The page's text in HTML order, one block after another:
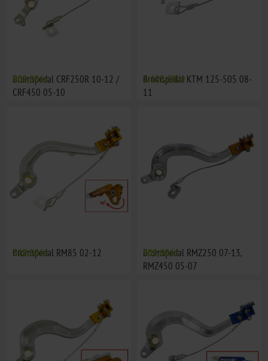
Bromspedal CRF250R 10-12 /
CRF450 05-10
900,00 kr
Bromspedal KTM 125-505 08-
11
1.125,00 kr
Bromspedal RM85 02-12
328,00 kr
Bromspedal RMZ250 07-13,
RMZ450 05-07
900,00 kr